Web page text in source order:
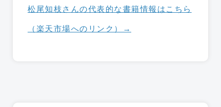
松尾知枝さんの代表的な書籍情報はこちら
（楽天市場へのリンク）→